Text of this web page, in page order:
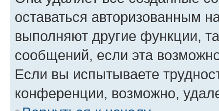
оставаться авторизованным
выполняют другие функции,
сообщений, если эта
Если вы испытываете
конференции, возможно,